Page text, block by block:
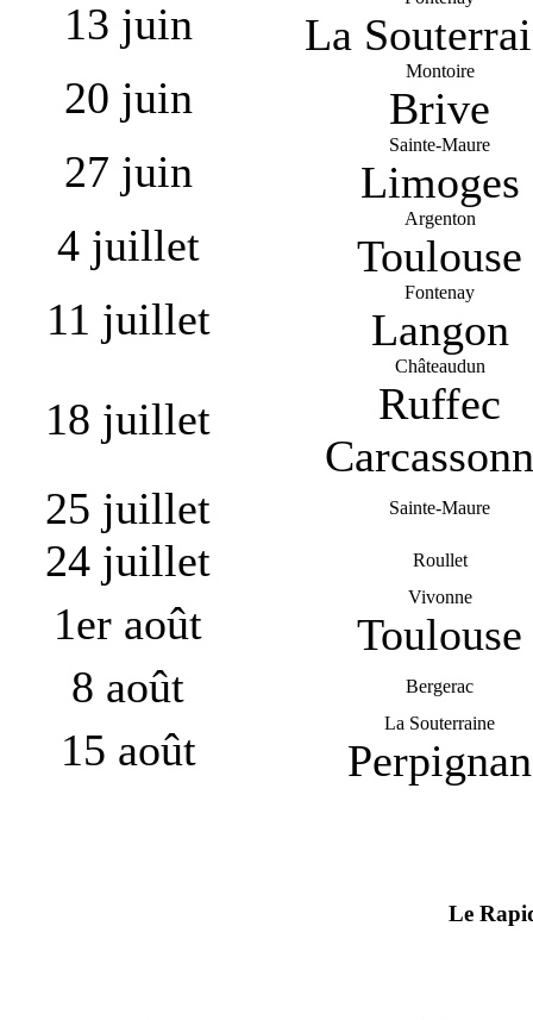
13 juin
La
20 juin
Montoire
Brive
27 juin
Sainte-Maure
Limoges
4 juillet
Argenton
Toulouse
11 juillet
Fontenay
Langon
18 juillet
Châteaudun
Ruffec
25 juillet
Sainte-Maure
24 juillet Roullet
1er août
Vivonne
Toulouse
8 août
Bergerac
15 août
La Souterraine
Perpignan
Le